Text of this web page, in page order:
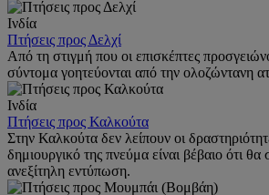
Ινδία
Πτήσεις προς Δελχί
Από τη στιγμή που οι επισκέπτες
σύντομα γοητεύονται από την ολοζώντανη
Ινδία
Πτήσεις προς Καλκούτα
Στην Καλκούτα δεν λείπουν οι
δημιουργικό της πνεύμα είναι βέβαιο ότι θα
ανεξίτηλη εντύπωση.